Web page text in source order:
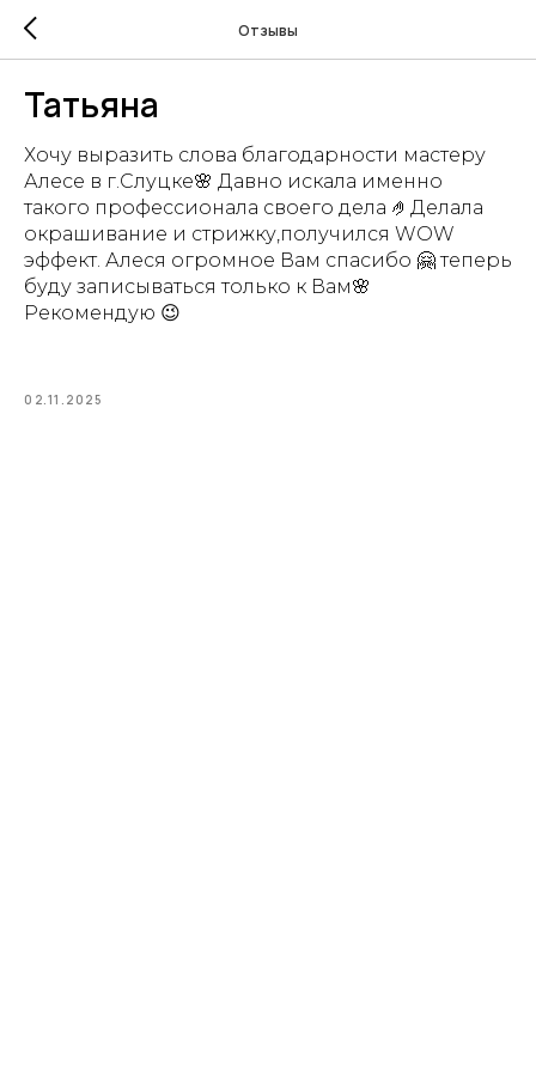
Отзывы
Татьяна
Хочу выразить слова благодарности мастеру
Алесе в г.Слуцке🌸 Давно искала именно
такого профессионала своего дела 🤌Делала
окрашивание и стрижку,получился WOW
эффект. Алеся огромное Вам спасибо 🤗 теперь
буду записываться только к Вам🌸
Рекомендую 😉
02.11.2025